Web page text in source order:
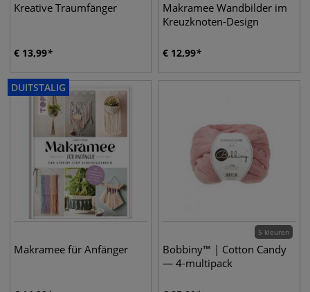
Kreative Traumfänger
€ 13,99
Makramee Wandbilder im
Kreuzknoten-Design
€ 12,99
DUITSTALIG
Makramee für Anfänger
5 kleuren
Bobbiny™ | Cotton Candy
— 4-multipack